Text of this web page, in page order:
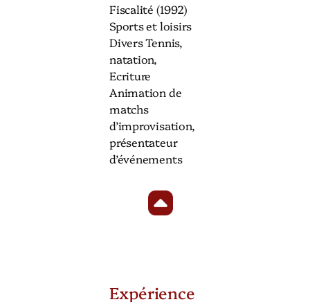
Fiscalité (1992)
Sports et loisirs
Divers Tennis,
natation,
Ecriture
Animation de
matchs
d’improvisation,
présentateur
d’événements
Expérience